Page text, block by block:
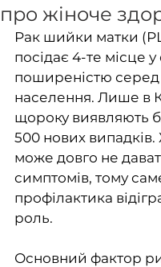
про жіноче
Рак шийки матки
посідає 4-те місце у
поширеністю серед
населення. Лише в
щороку виявляють
500 нових
може довго не
симптомів, тому
профілактика
роль.
Основний фактор